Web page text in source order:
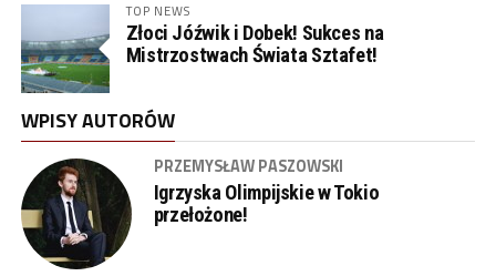
TOP NEWS
Złoci Jóźwik i Dobek! Sukces na
Mistrzostwach Świata Sztafet!
WPISY AUTORÓW
PRZEMYSŁAW PASZOWSKI
Igrzyska Olimpijskie w Tokio
przełożone!